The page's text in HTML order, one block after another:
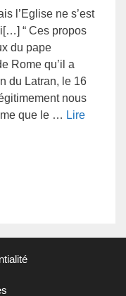
l’Eglise ne s’est
“ Ces propos
du pape
Rome qu’il a
du Latran, le 16
nous
que le … Lire